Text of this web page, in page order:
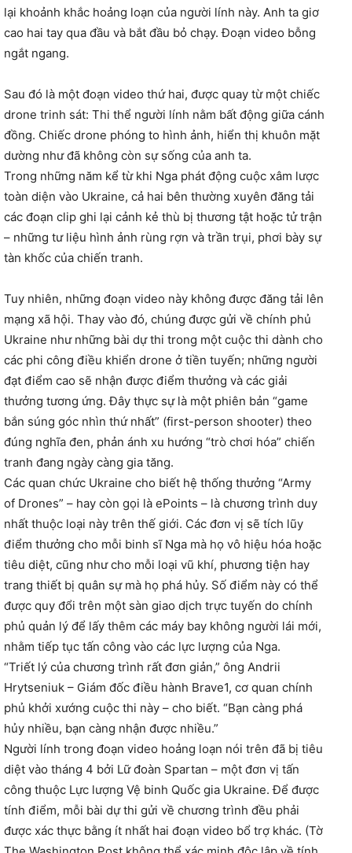
lại khoảnh khắc hoảng loạn của người lính này. Anh ta giơ
cao hai tay qua đầu và bắt đầu bỏ chạy. Đoạn video bỗng
ngắt ngang.
Sau đó là một đoạn video thứ hai, được quay từ một chiếc
drone trinh sát: Thi thể người lính nằm bất động giữa cánh
đồng. Chiếc drone phóng to hình ảnh, hiển thị khuôn mặt
dường như đã không còn sự sống của anh ta.
Trong những năm kể từ khi Nga phát động cuộc xâm lược
toàn diện vào Ukraine, cả hai bên thường xuyên đăng tải
các đoạn clip ghi lại cảnh kẻ thù bị thương tật hoặc tử trận
– những tư liệu hình ảnh rùng rợn và trần trụi, phơi bày sự
tàn khốc của chiến tranh.
Tuy nhiên, những đoạn video này không được đăng tải lên
mạng xã hội. Thay vào đó, chúng được gửi về chính phủ
Ukraine như những bài dự thi trong một cuộc thi dành cho
các phi công điều khiển drone ở tiền tuyến; những người
đạt điểm cao sẽ nhận được điểm thưởng và các giải
thưởng tương ứng. Đây thực sự là một phiên bản “game
bắn súng góc nhìn thứ nhất” (first-person shooter) theo
đúng nghĩa đen, phản ánh xu hướng “trò chơi hóa” chiến
tranh đang ngày càng gia tăng.
Các quan chức Ukraine cho biết hệ thống thưởng “Army
of Drones” – hay còn gọi là ePoints – là chương trình duy
nhất thuộc loại này trên thế giới. Các đơn vị sẽ tích lũy
điểm thưởng cho mỗi binh sĩ Nga mà họ vô hiệu hóa hoặc
tiêu diệt, cũng như cho mỗi loại vũ khí, phương tiện hay
trang thiết bị quân sự mà họ phá hủy. Số điểm này có thể
được quy đổi trên một sàn giao dịch trực tuyến do chính
phủ quản lý để lấy thêm các máy bay không người lái mới,
nhằm tiếp tục tấn công vào các lực lượng của Nga.
“Triết lý của chương trình rất đơn giản,” ông Andrii
Hrytseniuk – Giám đốc điều hành Brave1, cơ quan chính
phủ khởi xướng cuộc thi này – cho biết. “Bạn càng phá
hủy nhiều, bạn càng nhận được nhiều.”
Người lính trong đoạn video hoảng loạn nói trên đã bị tiêu
diệt vào tháng 4 bởi Lữ đoàn Spartan – một đơn vị tấn
công thuộc Lực lượng Vệ binh Quốc gia Ukraine. Để được
tính điểm, mỗi bài dự thi gửi về chương trình đều phải
được xác thực bằng ít nhất hai đoạn video bổ trợ khác. (Tờ